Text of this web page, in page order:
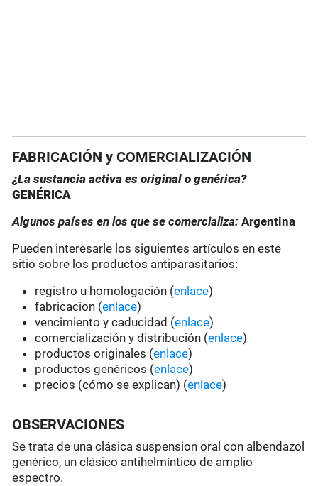
FABRICACIÓN y COMERCIALIZACIÓN
¿La sustancia activa es original o genérica?
GENÉRICA
Algunos países en los que se comercializa:Argentina
Pueden interesarle los siguientes artículos en este
sitio sobre los productos antiparasitarios:
registro u homologación (enlace)
fabricacion (enlace)
vencimiento y caducidad (enlace)
comercialización y distribución (enlace)
productos originales (enlace)
productos genéricos (enlace)
precios (cómo se explican) (enlace)
OBSERVACIONES
Se trata de una clásica suspension oral con albendazol
genérico, un clásico antihelmíntico de amplio
espectro.